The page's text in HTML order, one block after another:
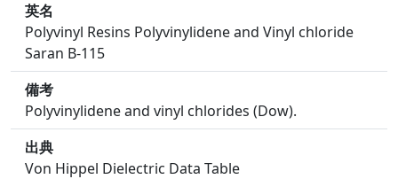
英名
Polyvinyl Resins Polyvinylidene and Vinyl chloride
Saran B-115
備考
Polyvinylidene and vinyl chlorides (Dow).
出典
Von Hippel Dielectric Data Table